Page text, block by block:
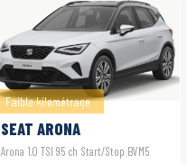
Faible kilométrage
SEAT ARONA
Arona 1.0 TSI 95 ch Start/Stop BVM5